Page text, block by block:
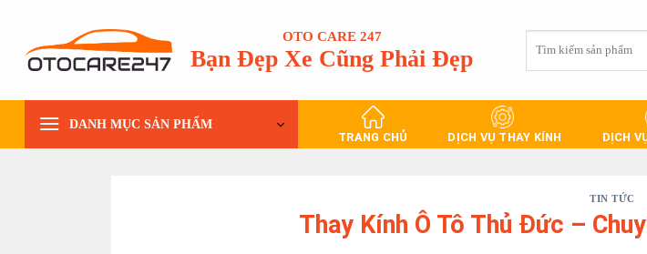
OTO CARE 247
Bạn Đẹp Xe Cũng Phải Đẹp
kiếm:
DANH MỤC SẢN PHẨM
TRANG CHỦ DỊCH VỤ THAY KÍNH DỊCH
TIN TỨC
Thay Kính Ô Tô Thủ Đức –